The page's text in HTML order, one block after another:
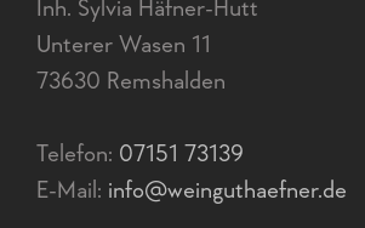
Inh. Sylvia Häfner-Hutt
Unterer Wasen 11
73630 Remshalden
Telefon: 07151 73139
E-Mail: info@weinguthaefner.de